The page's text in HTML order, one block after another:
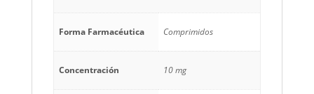
Forma Farmacéutica Comprimidos
Concentración 10 mg